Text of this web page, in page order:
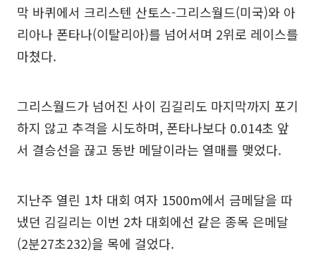
막 바퀴에서 크리스텐 산토스-그리스월드(미국)와 아
리아나 폰타나(이탈리아)를 넘어서며 2위로 레이스를
마쳤다.
그리스월드가 넘어진 사이 김길리도 마지막까지 포기
하지 않고 추격을 시도하며, 폰타나보다 0.014초 앞
서 결승선을 끊고 동반 메달이라는 열매를 맺었다.
지난주 열린 1차 대회 여자 1500m에서 금메달을 따
냈던 김길리는 이번 2차 대회에선 같은 종목 은메달
(2분27초232)을 목에 걸었다.